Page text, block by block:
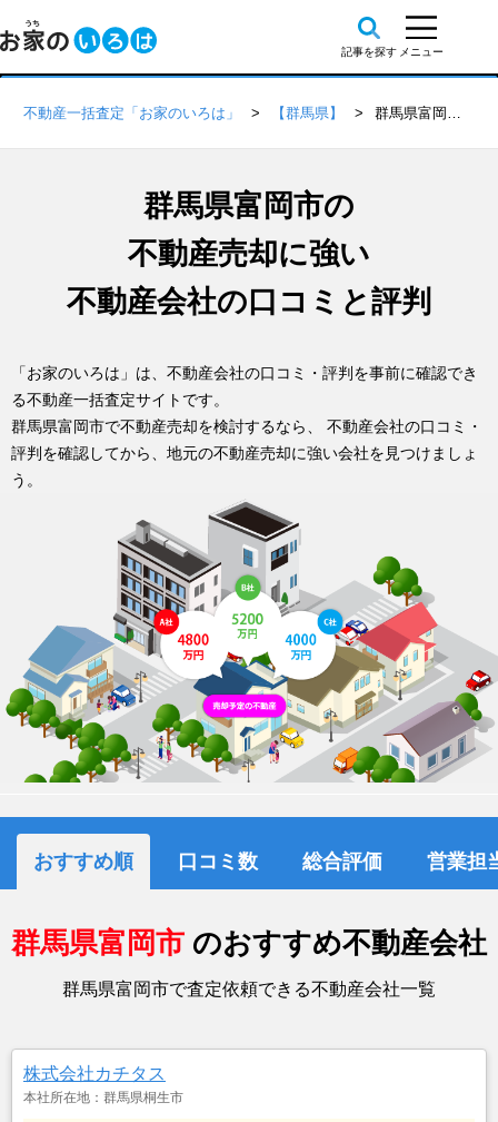
不動産一括査定「お家のいろは」 【群馬県】 群馬県富岡市の不動産会社 口コミ・評判一覧
群馬県富岡市の
不動産売却に強い
不動産会社の口コミと評判
「お家のいろは」は、不動産会社の口コミ・評判を事前に確認でき
る不動産一括査定サイトです。
群馬県富岡市で不動産売却を検討するなら、 不動産会社の口コミ・
評判を確認してから、地元の不動産売却に強い会社を見つけましょ
う。
おすすめ順 口コミ数 総合評価 営業担
群馬県富岡市 のおすすめ不動産会社
群馬県富岡市で査定依頼できる不動産会社一覧
株式会社カチタス
本社所在地：群馬県桐生市